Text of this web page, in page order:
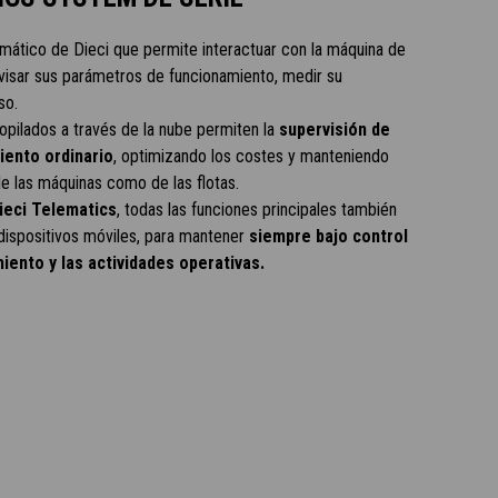
de Dieci que permite interactuar con la máquina de
sus parámetros de funcionamiento, medir su
a través de la nube permiten la supervisión de
ordinario, optimizando los costes y manteniendo
las máquinas como de las flotas.
Telematics, todas las funciones principales también
móviles, para mantener siempre bajo control
y las actividades operativas.